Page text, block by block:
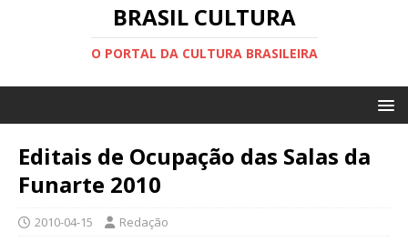
BRASIL CULTURA
O PORTAL DA CULTURA BRASILEIRA
Editais de Ocupação das Salas da
Funarte 2010
2010-04-15 Redação